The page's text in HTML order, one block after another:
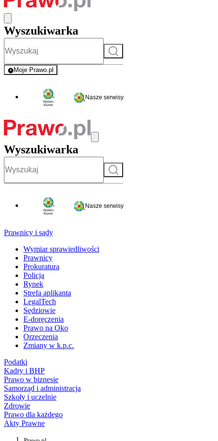
Wyszukiwarka
Szukaj
Moje Prawo.pl
- rejestracja i logowanie do serwisu
Nasze serwisy
Wyszukiwarka
Szukaj
Nasze serwisy
Prawnicy i sądy
Wymiar sprawiedliwości
Prawnicy
Prokuratura
Policja
Rynek
Strefa aplikanta
LegalTech
Sędziowie
E-doręczenia
Prawo na Oko
Orzeczenia
Zmiany w k.p.c.
Podatki
Kadry i BHP
Prawo w biznesie
Samorząd i administracja
Szkoły i uczelnie
Zdrowie
Prawo dla każdego
Akty Prawne